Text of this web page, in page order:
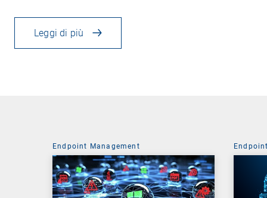
Leggi di più
Endpoint Management